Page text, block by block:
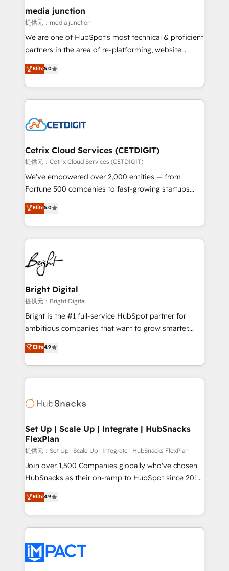
Mexico, USA, and Portugal—we've executed over a
hundred successful operations. Our approach,
rooted in RevOps principles, integrates analysis,
training, planning, and qualification. Leveraging
inbound marketing tactics, we focus on
understanding, nurturing, and converting leads.
competitive market.
media junction
提供元：media junction
We are one of HubSpot's most technical & proficient
partners in the area of re-platforming, website
design & development. We specialize in multi-hub
implementations for mid-market & enterprise
companies. We are woman-owned, powered by
coffee, and we ❤️ dogs. We produce award-winning
Impact Award 🏆2022 Technical Expertise Impact
Award 🏆2020 Elite Solutions Partner 🏆2019
Integrations HubSpot Impact Award 🏆2019
Marketing Enablement HubSpot Impact Award 🏆
2018 Website Design HubSpot Impact Award 🏆2017
Growth-Driven Design Agency of the Year 🏆2016
Sales Enablement HubSpot Impact Award 🏆2015
HubSpot COS Performance Award 🏆2014 HubSpot
COS Design Award 🏆2013 HubSpot Marketplace
Partner 📆Founded in 1997
Elite5.0
Cetrix Cloud Services (CETDIGIT)
提供元：Cetrix Cloud Services (CETDIGIT)
We’ve empowered over 2,000 entities — from
Fortune 500 companies to fast-growing startups
and nonprofits — to streamline operations, scale
revenue, and unlock the full potential of HubSpot.
With deep technical and industry expertise, we fuse
automation, integration, and AI innovation to deliver
lasting impact. We specialize in: • Turnkey and end-
to-end HubSpot implementations • Onboarding for
Sales, Service, Marketing & Content Hubs • AI voice
and chat agents, predictive automation, and smart
workflows • Salesforce + HubSpot integration •
RevOps and AI-driven sales enablement • Website
design and CMS development • ERP integration: SAP,
and CRM migration from any platform •
Client/member portals built on HubSpot • Custom
WooCommerce, BuilderTrend, and more Experience
the difference — reach out to see how AI + HubSpot
Elite5.0
Bright Digital
提供元：Bright Digital
Bright is the #1 full-service HubSpot partner for
ambitious companies that want to grow smarter.
From HubSpot onboarding, to training, from
developing a new website to lead generation and
digital marketing; we do it all (and with great
results)! In short, our services include: - HubSpot
HubSpot development: websites, custom modules,
marketing, advertising, campaigns, content and
design We connect people, data and technology to
improve customer experiences. With our bright
people, exciting ideas and can-do mentality, we
ensure revenue growth on a daily basis. So tell us
team of 100+ experts is ready for you! Driving digital
growth | www.brightdigital.com
Elite4.9
Set Up | Scale Up | Integrate | HubSnacks
FlexPlan
提供元：Set Up | Scale Up | Integrate | HubSnacks FlexPlan
Join over 1,500 Companies globally who've chosen
HubSnacks as their on-ramp to HubSpot since 2014
Simple pay-as-you-go plans that accelerate value...
1️⃣ Set Up | Onboarding New or Check-fixing existing
HubSpot portals 2️⃣ Scale Up | 100% HubSpot Task
Execution... Global 24/7 ... All Experts 3️⃣ Integrate |
Slash months from your API Integration project... ⬅️
Click "Contact Business" ⬅️ to access 150+ Kickstart
Elite4.9